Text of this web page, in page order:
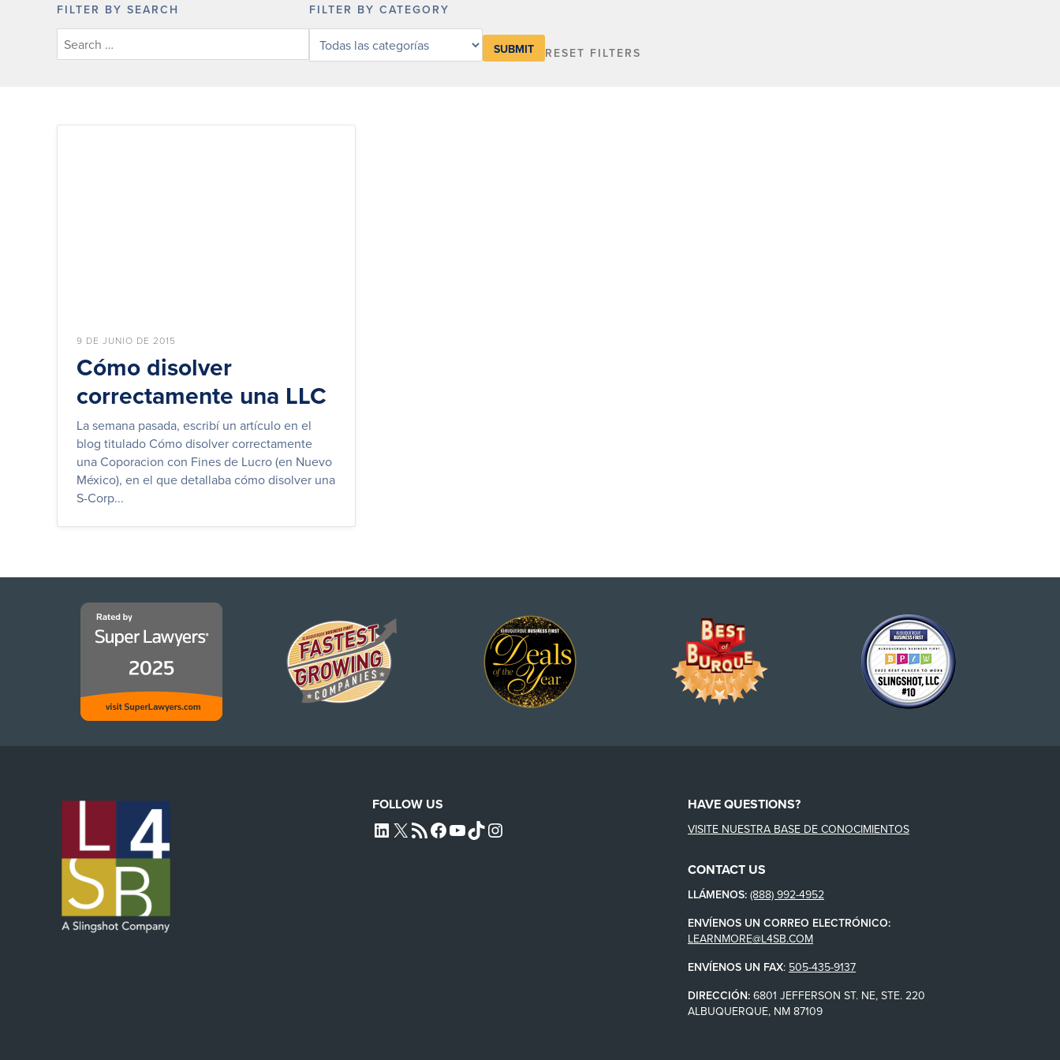
FILTER BY SEARCH FILTER BY CATEGORY
posts
RESET FILTERS
9 DE JUNIO DE 2015
Cómo disolver
correctamente una LLC
La semana pasada, escribí un artículo en el
blog titulado Cómo disolver correctamente
una Coporacion con Fines de Lucro (en Nuevo
México), en el que detallaba cómo disolver una
S-Corp...
FOLLOW US
L4SB LINKEDIN
X L4SB RSS FEEDL4SB FACEBOOK
L4SB YOUTUBE
TIKTOKINSTAGRAM
HAVE QUESTIONS?
VISITE NUESTRA BASE DE CONOCIMIENTOS
CONTACT US
LLÁMENOS: (888) 992-4952
ENVÍENOS UN CORREO ELECTRÓNICO:
LEARNMORE@L4SB.COM
ENVÍENOS UN FAX: 505-435-9137
DIRECCIÓN: 6801 JEFFERSON ST. NE, STE. 220
ALBUQUERQUE, NM 87109